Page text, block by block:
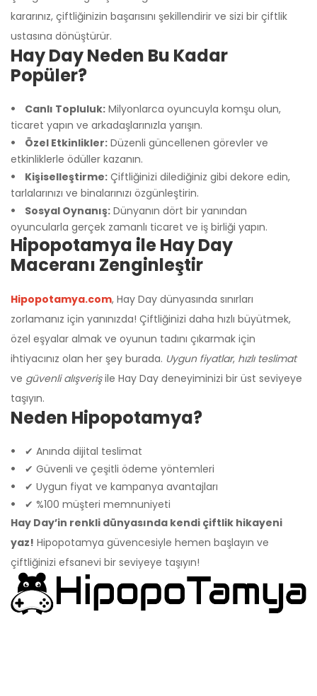
kararınız, çiftliğinizin başarısını şekillendirir ve sizi bir çiftlik
ustasına dönüştürür.
Hay Day Neden Bu Kadar
Popüler?
Canlı Topluluk: Milyonlarca oyuncuyla komşu olun,
ticaret yapın ve arkadaşlarınızla yarışın.
Özel Etkinlikler: Düzenli güncellenen görevler ve
etkinliklerle ödüller kazanın.
Kişiselleştirme: Çiftliğinizi dilediğiniz gibi dekore edin,
tarlalarınızı ve binalarınızı özgünleştirin.
Sosyal Oynanış: Dünyanın dört bir yanından
oyuncularla gerçek zamanlı ticaret ve iş birliği yapın.
Hipopotamya ile Hay Day
Maceranı Zenginleştir
Hipopotamya.com, Hay Day dünyasında sınırları
zorlamanız için yanınızda! Çiftliğinizi daha hızlı büyütmek,
özel eşyalar almak ve oyunun tadını çıkarmak için
ihtiyacınız olan her şey burada. Uygun fiyatlar, hızlı teslimat
ve güvenli alışverişile Hay Day deneyiminizi bir üst seviyeye
taşıyın.
Neden Hipopotamya?
✔ Anında dijital teslimat
✔ Güvenli ve çeşitli ödeme yöntemleri
✔ Uygun fiyat ve kampanya avantajları
✔ %100 müşteri memnuniyeti
Hay Day’in renkli dünyasında kendi çiftlik hikayeni
yaz! Hipopotamya güvencesiyle hemen başlayın ve
çiftliğinizi efsanevi bir seviyeye taşıyın!